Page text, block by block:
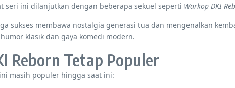
seri ini dilanjutkan dengan beberapa sekuel seperti Warkop DKI
sukses membawa nostalgia generasi tua dan mengenalkan
klasik dan gaya komedi modern.
Reborn Tetap Populer
masih populer hingga saat ini: